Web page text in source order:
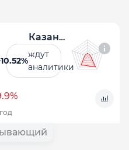
Казаньоргсинтез
ждут
аналитики